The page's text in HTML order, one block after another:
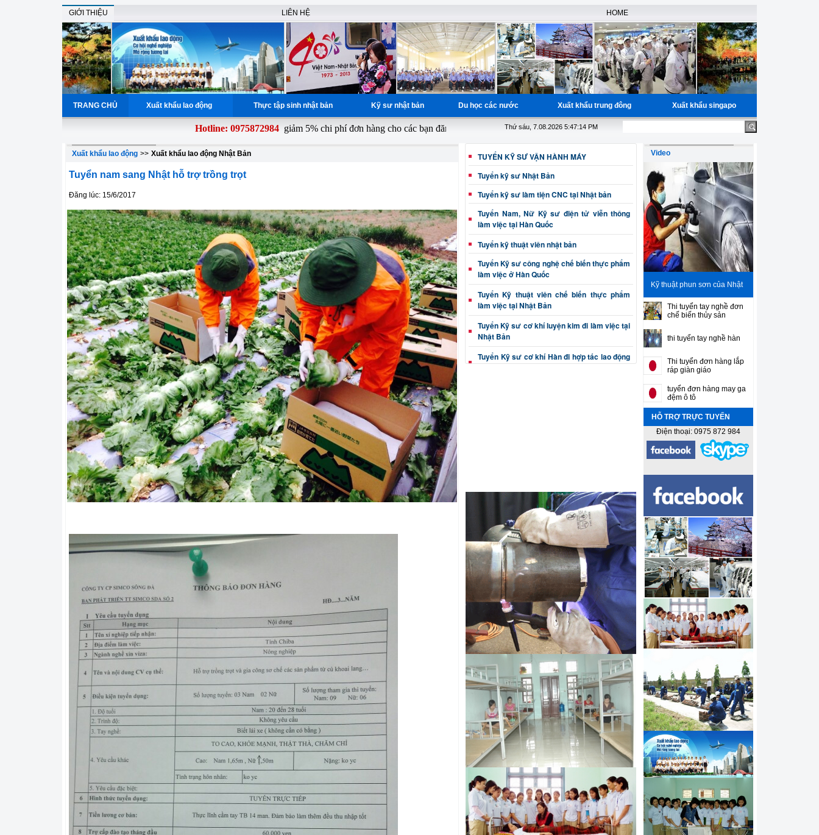
GIỚI THIỆU LIÊN HỆ HOME
TRANG CHỦ Xuất khẩu lao động Thực tập sinh nhật bản Kỹ sư nhật bản Du học các nước Xuất khẩu trung đông Xuất khẩu singapo
Hotline: 0975872984giảm 5% chi phí đơn hàng cho các bạn đăng ký từ ngày 1 - 15 hàng tháng, miễn phí học nguồn cho các bạn đã có đầy đủ giấy tờ, Bao trúng
Thứ sáu, 7.08.2026 5:47:14 PM
Xuất khẩu lao động >> Xuất khẩu lao động Nhật Bản
Tuyển nam sang Nhật hỗ trợ trồng trọt
Đăng lúc: 15/6/2017
TUYỂN KỸ SƯ VẬN HÀNH MÁY
Tuyển kỹ sư Nhật Bản
Tuyển kỹ sư làm tiện CNC tại Nhật bản
Tuyển Nam, Nữ Kỹ sư điện tử viễn thông
làm việc tại Hàn Quốc
Tuyển kỹ thuật viên nhật bản
Tuyển Kỹ sư công nghệ chế biến thực phẩm
làm việc ở Hàn Quốc
Tuyển Kỹ thuật viên chế biến thực phẩm
làm việc tại Nhật Bản
Tuyển Kỹ sư cơ khí luyện kim đi làm việc tại
Nhật Bản
Tuyển Kỹ sư cơ khí Hàn đi hợp tác lao động
xác đi Nhật Bản
Tuyển Kỹ thuật viên thiết kế máy và khuôn
đúc đi Nhật Bản
Tuyển Kỹ sư cơ khí Sơn gò hàn tân trang ô
tô đi Nhật Bản
Tuyển Kỹ sư cơ khí điều khiển máy Hàn tự
động đi Nhật Bản
Kỹ thuật viên cơ khí công nghệ sửa chữa ô
tô đi Nhật Bản
Tuyển Thợ phun sơn đi làm kỹ thuật viên tại
Hàn Quốc
Tuyển Chuyên gia nghề Mạ đi Hàn Quốc
diện E7 Gold Card
Tuyển Kỹ sư cơ khí công nghệ Hàn đi làm
việc tại nước ngoài
Video
Kỹ thuật phun sơn của Nhật
Thi tuyển tay nghề đơn
chế biến thủy sản
thi tuyển tay nghề hàn
Thi tuyển đơn hàng lắp
ráp giàn giáo
tuyển đơn hàng may ga
đệm ô tô
HỖ TRỢ TRỰC TUYẾN
Điện thoại: 0975 872 984